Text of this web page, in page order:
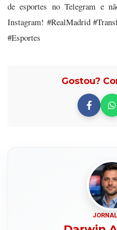
de esportes no Telegram e
Instagram! #RealMadrid
#Esportes
Gostou?